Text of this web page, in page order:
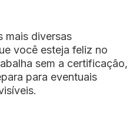
mais diversas
você esteja feliz no
sem a certificação,
para eventuais